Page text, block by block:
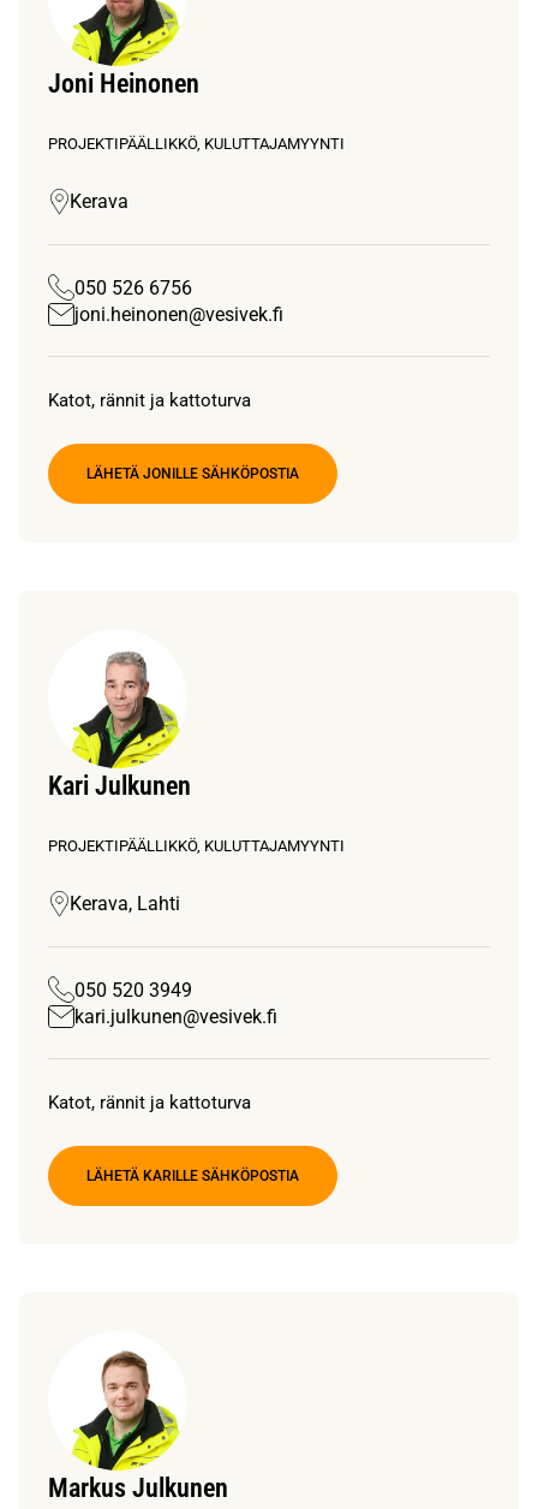
Joni Heinonen
PROJEKTIPÄÄLLIKKÖ, KULUTTAJAMYYNTI
Kerava
050 526 6756
joni.heinonen@vesivek.fi
Katot, rännit ja kattoturva
LÄHETÄ JONILLE SÄHKÖPOSTIA
Kari Julkunen
PROJEKTIPÄÄLLIKKÖ, KULUTTAJAMYYNTI
Kerava, Lahti
050 520 3949
kari.julkunen@vesivek.fi
Katot, rännit ja kattoturva
LÄHETÄ KARILLE SÄHKÖPOSTIA
Markus Julkunen